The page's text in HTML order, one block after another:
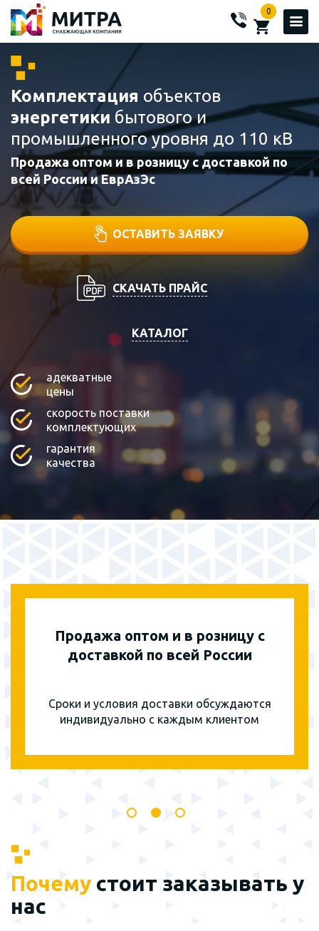
0
Комплектация объектов
энергетики бытового и
промышленного уровня до 110 кВ
Продажа оптом и в розницу с доставкой по
всей России и ЕврАзЭс
ОСТАВИТЬ ЗАЯВКУ
СКАЧАТЬ ПРАЙС
КАТАЛОГ
адекватные
цены
скорость поставки
комплектующих
гарантия
качества
Продажа оптом и в розницу с
доставкой по всей России
Сроки и условия доставки обсуждаются
индивидуально с каждым клиентом
Почему стоит заказывать у
нас